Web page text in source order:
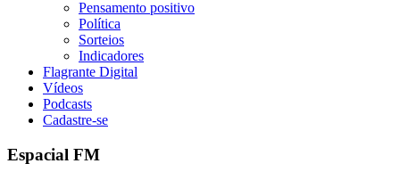
Pensamento positivo
Política
Sorteios
Indicadores
Flagrante Digital
Vídeos
Podcasts
Cadastre-se
Espacial FM